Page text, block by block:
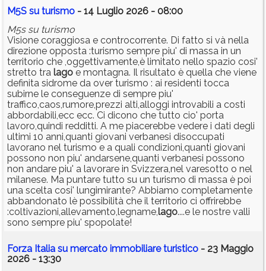
M5S su turismo - 14 Luglio 2026 - 08:00
M5s su turismo
Visione coraggiosa e controcorrente. Di fatto si và nella
direzione opposta :turismo sempre piu' di massa in un
territorio che ,oggettivamente,è limitato nello spazio cosi'
stretto tra lago e montagna. Il risultato è quella che viene
definita sidrome da over turismo : ai residenti tocca
subirne le conseguenze di sempre piu'
traffico,caos,rumore,prezzi alti,alloggi introvabili a costi
abbordabili,ecc ecc. Ci dicono che tutto cio' porta
lavoro,quindi redditti. A me piacerebbe vedere i dati degli
ultimi 10 anni,quanti giovani verbanesi disoccupati
lavorano nel turismo e a quali condizioni,quanti giovani
possono non piu' andarsene,quanti verbanesi possono
non andare piu' a lavorare in Svizzera,nel varesotto o nel
milanese. Ma puntare tutto su un turismo di massa è poi
una scelta cosi' lungimirante? Abbiamo completamente
abbandonato lè possibilità che il territorio ci offrirebbe
:coltivazioni,allevamento,legname,lago....e le nostre valli
sono sempre piu' spopolate!
Forza Italia su mercato immobiliare turistico - 23 Maggio
2026 - 13:30